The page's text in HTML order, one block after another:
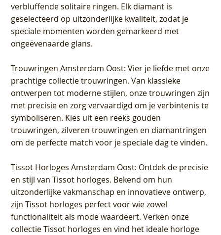
verbluffende solitaire ringen. Elk diamant is
geselecteerd op uitzonderlijke kwaliteit, zodat je
speciale momenten worden gemarkeerd met
ongeëvenaarde glans.
Trouwringen Amsterdam Oost: Vier je liefde met onze
prachtige collectie trouwringen. Van klassieke
ontwerpen tot moderne stijlen, onze trouwringen zijn
met precisie en zorg vervaardigd om je verbintenis te
symboliseren. Kies uit een reeks gouden
trouwringen, zilveren trouwringen en diamantringen
om de perfecte match voor je speciale dag te vinden.
Tissot Horloges Amsterdam Oost: Ontdek de precisie
en stijl van Tissot horloges. Bekend om hun
uitzonderlijke vakmanschap en innovatieve ontwerp,
zijn Tissot horloges perfect voor wie zowel
functionaliteit als mode waardeert. Verken onze
collectie Tissot horloges en vind het ideale horloge